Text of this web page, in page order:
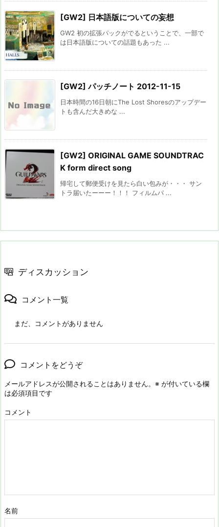
[GW2] 日本語版についての妄想
GW2 初の拡張パックがでるということで、一部で
は日本語版についての話題もあった ...
[GW2] パッチノート 2012-11-15
日本時間の16日朝にThe Lost Shoresのアップデー
トも含んだ大きめな ...
[GW2] ORIGINAL GAME SOUNDTRAC
K form direct song
帰宅して郵便受けを見たら白い包みが・・・ サン
トラ届いたーーー！！！ フィルムパ ...
ディスカッション
コメント一覧
まだ、コメントがありません
コメントをどうぞ
メールアドレスが公開されることはありません。 ※ が付いている欄
は必須項目です
コメント
名前